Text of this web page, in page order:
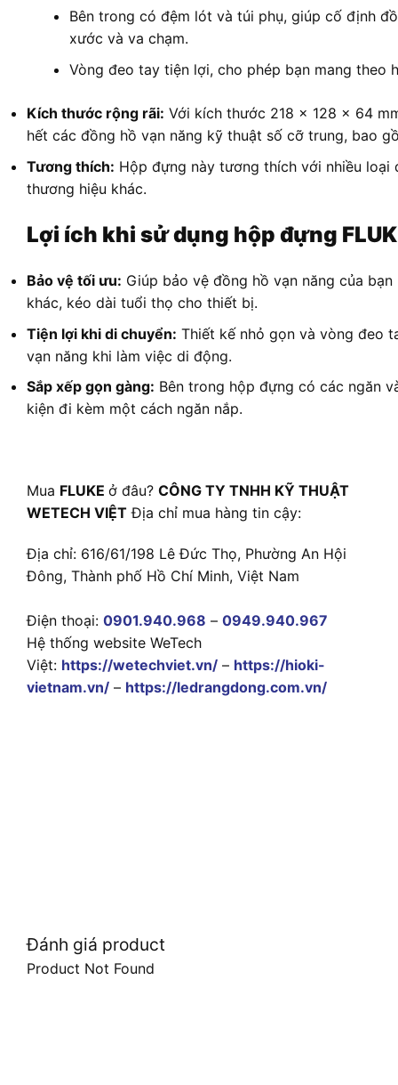
Bên trong có đệm lót và túi phụ, giúp cố định
xước và va chạm.
Vòng đeo tay tiện lợi, cho phép bạn mang theo
Kích thước rộng rãi: Với kích thước 218 x 128 x 64
hết các đồng hồ vạn năng kỹ thuật số cỡ trung, bao
Tương thích: Hộp đựng này tương thích với nhiều loại
thương hiệu khác.
Lợi ích khi sử dụng hộp đựng
Bảo vệ tối ưu: Giúp bảo vệ đồng hồ vạn năng của
khác, kéo dài tuổi thọ cho thiết bị.
Tiện lợi khi di chuyển: Thiết kế nhỏ gọn và vòng đeo
vạn năng khi làm việc di động.
Sắp xếp gọn gàng: Bên trong hộp đựng có các ngăn
kiện đi kèm một cách ngăn nắp.
Mua FLUKE ở đâu? CÔNG TY TNHH KỸ THUẬT
WETECH VIỆT Địa chỉ mua hàng tin cậy:
Địa chỉ: 616/61/198 Lê Đức Thọ, Phường An Hội
Đông, Thành phố Hồ Chí Minh, Việt Nam
Điện thoại: 0901.940.968 – 0949.940.967
Hệ thống website WeTech
Việt: https://wetechviet.vn/ – https://hioki-
vietnam.vn/ – https://ledrangdong.com.vn/
Đánh giá product
Product Not Found